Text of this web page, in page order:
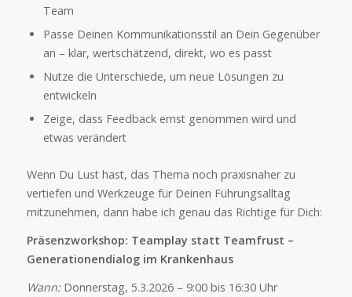
Team
Passe Deinen Kommunikationsstil an Dein Gegenüber
an – klar, wertschätzend, direkt, wo es passt
Nutze die Unterschiede, um neue Lösungen zu
entwickeln
Zeige, dass Feedback ernst genommen wird und
etwas verändert
Wenn Du Lust hast, das Thema noch praxisnaher zu
vertiefen und Werkzeuge für Deinen Führungsalltag
mitzunehmen, dann habe ich genau das Richtige für Dich:
Präsenzworkshop: Teamplay statt Teamfrust –
Generationendialog im Krankenhaus
Wann:Donnerstag, 5.3.2026 – 9:00 bis 16:30 Uhr